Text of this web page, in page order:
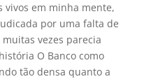
vivos em minha mente,
por uma falta de
vezes parecia
O Banco como
tão densa quanto a